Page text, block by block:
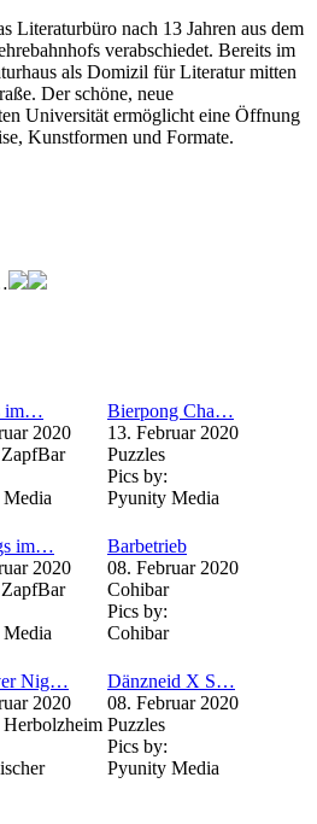
Literaturbüro nach 13 Jahren aus dem
verabschiedet. Bereits im
als Domizil für Literatur mitten
Der schöne, neue
Universität ermöglicht eine Öffnung
Kunstformen und Formate.
im…
2020
Bierpong Cha…
13. Februar 2020
Puzzles
Pics by:
Pyunity Media
im…
2020
Barbetrieb
08. Februar 2020
Cohibar
Pics by:
Cohibar
Nig…
2020
Dänzneid X S…
08. Februar 2020
Puzzles
Pics by:
Pyunity Media